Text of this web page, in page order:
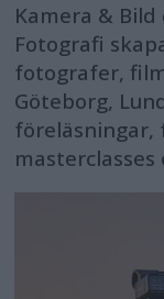
Kamera &
Fotografi
fotografer,
Göteborg,
föreläsningar,